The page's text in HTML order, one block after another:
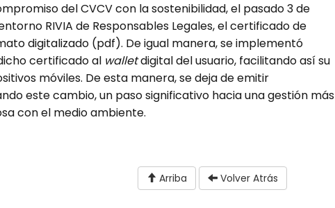
del CVCV con la sostenibilidad, el pasado 3 de
RIVIA de Responsables Legales, el certificado de
digitalizado (pdf). De igual manera, se implementó
certificado al walletdigital del usuario, facilitando así su
móviles. De esta manera, se deja de emitir
este cambio, un paso significativo hacia una gestión más
con el medio ambiente.
Arriba Volver Atrás